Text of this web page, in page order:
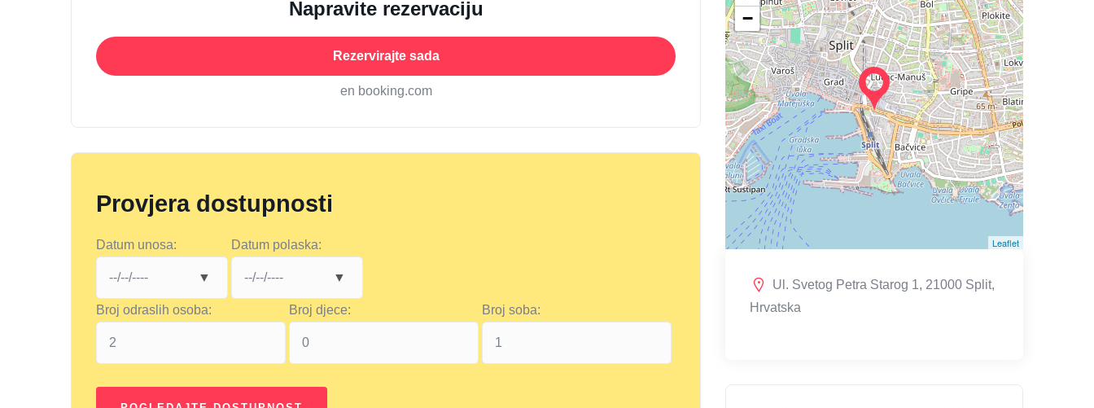
Napravite rezervaciju
Rezervirajte sada
en booking.com
Provjera dostupnosti
Datum unosa: Datum polaska:
Broj odraslih osoba: Broj djece: Broj soba:
−
Leaflet
Ul. Svetog Petra Starog 1, 21000 Split,
Hrvatska